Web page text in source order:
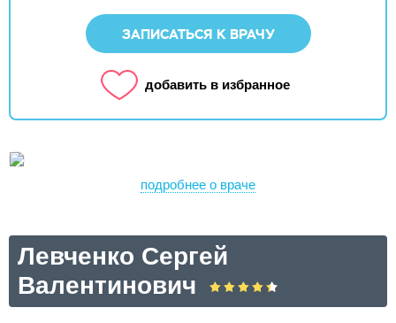
ЗАПИСАТЬСЯ К ВРАЧУ
добавить в избранное
подробнее о враче
Левченко Сергей
Валентинович